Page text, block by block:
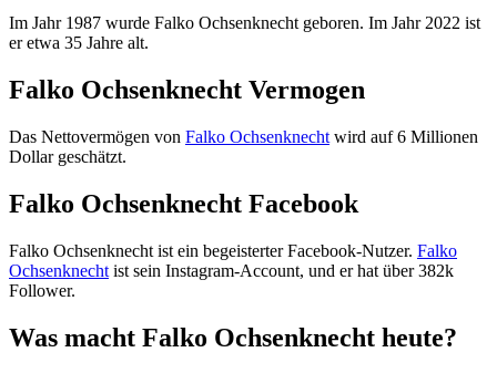
Im Jahr 1987 wurde Falko Ochsenknecht geboren. Im Jahr 2022 ist
er etwa 35 Jahre alt.
Falko Ochsenknecht Vermogen
Das Nettovermögen von Falko Ochsenknecht wird auf 6 Millionen
Dollar geschätzt.
Falko Ochsenknecht Facebook
Falko Ochsenknecht ist ein begeisterter Facebook-Nutzer. Falko
Ochsenknecht ist sein Instagram-Account, und er hat über 382k
Follower.
Was macht Falko Ochsenknecht heute?